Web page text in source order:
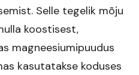
Selle tegelik mõju
koostisest,
magneesiumipuudus
kasutatakse koduses